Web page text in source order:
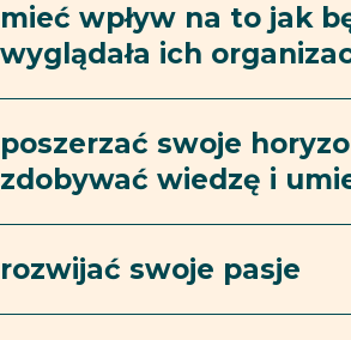
mieć wpływ na to jak
wyglądała ich
poszerzać swoje
zdobywać wiedzę i
rozwijać swoje pasje